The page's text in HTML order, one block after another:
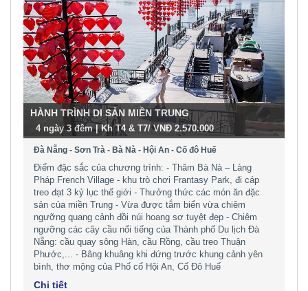
HÀNH TRÌNH DI SẢN MIỀN TRUNG
- 4 ngày 3 đêm | Kh T4 & T7/ VNĐ 2.570.000
Đà Nẵng - Sơn Trà - Bà Nà - Hội An - Cố đô Huế
Điểm đặc sắc của chương trình: - Thăm Bà Nà – Làng
Pháp French Village - khu trò chơi Frantasy Park, đi cáp
treo đạt 3 kỷ lục thế giới - Thưởng thức các món ăn đặc
sản của miền Trung - Vừa được tắm biển vừa chiêm
ngưỡng quang cảnh đồi núi hoang sơ tuyệt đẹp - Chiêm
ngưỡng các cây cầu nổi tiếng của Thành phố Du lịch Đà
Nẵng: cầu quay sông Hàn, cầu Rồng, cầu treo Thuận
Phước,... - Bâng khuâng khi đứng trước khung cảnh yên
bình, thơ mộng của Phố cổ Hội An, Cố Đô Huế
Chi tiết